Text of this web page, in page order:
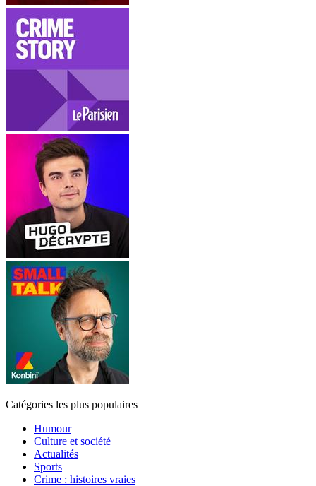
Catégories les plus populaires
Humour
Culture et société
Actualités
Sports
Crime : histoires vraies